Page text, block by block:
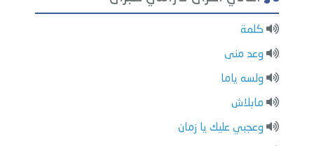
كلمة
وعد منى
ولسه ياما
مابلاش
وعجبي عليك يا زمان